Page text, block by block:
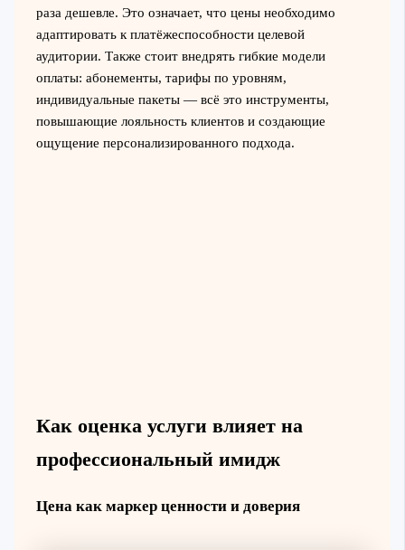
раза дешевле. Это означает, что цены необходимо
адаптировать к платёжеспособности целевой
аудитории. Также стоит внедрять гибкие модели
оплаты: абонементы, тарифы по уровням,
индивидуальные пакеты — всё это инструменты,
повышающие лояльность клиентов и создающие
ощущение персонализированного подхода.
Как оценка услуги влияет на
профессиональный имидж
Цена как маркер ценности и доверия